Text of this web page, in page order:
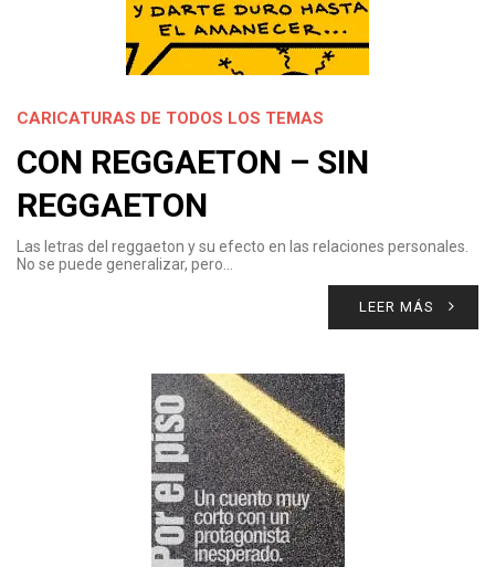
CARICATURAS DE TODOS LOS TEMAS
CON REGGAETON – SIN
REGGAETON
Las letras del reggaeton y su efecto en las relaciones personales.
No se puede generalizar, pero…
LEER MÁS